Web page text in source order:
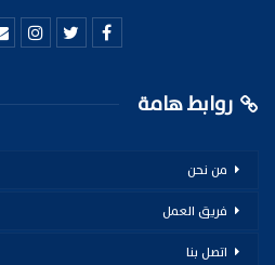
روابط هامة
من نحن
فريق العمل
اتصل بنا